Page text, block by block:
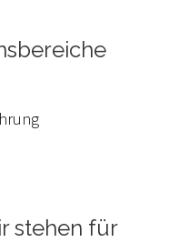
stehen für